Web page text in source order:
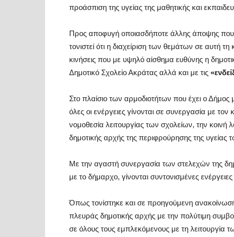
προάσπιση της υγείας της μαθητικής και
Προς αποφυγή οποιασδήποτε άλλης άποψης που
τονιστεί ότι η διαχείριση των θεμάτων σε αυτή
κινήσεις που με υψηλό αίσθημα ευθύνης η
Δημοτικό Σχολείο Ακράτας αλλά και με τις
Στο πλαίσιο των αρμοδιοτήτων που έχει ο
όλες οι ενέργειες γίνονται σε συνεργασία με
νομοθεσία λειτουργίας των σχολείων, την
δημοτικής αρχής της περιφρούρησης της υγείας
Με την αγαστή συνεργασία των στελεχών της
με το δήμαρχο, γίνονται συντονισμένες
Όπως τονίστηκε και σε προηγούμενη
πλευράς δημοτικής αρχής με την πολύτιμη
σε όλους τους εμπλεκόμενους με τη λειτουργία